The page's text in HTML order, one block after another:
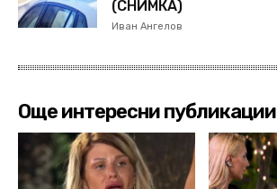
(СНИМКА)
Иван Ангелов
Още интересни публикации